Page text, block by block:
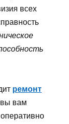
всех
ремонт
вам